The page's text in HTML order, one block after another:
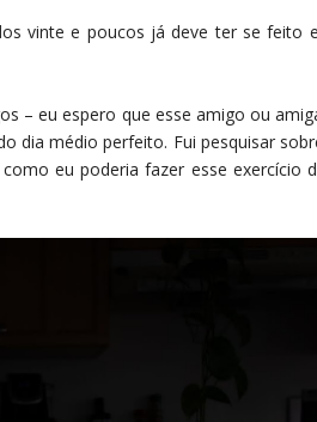
vinte e poucos já deve ter se feito
– eu espero que esse amigo ou
dia médio perfeito. Fui pesquisar
eu poderia fazer esse exercício